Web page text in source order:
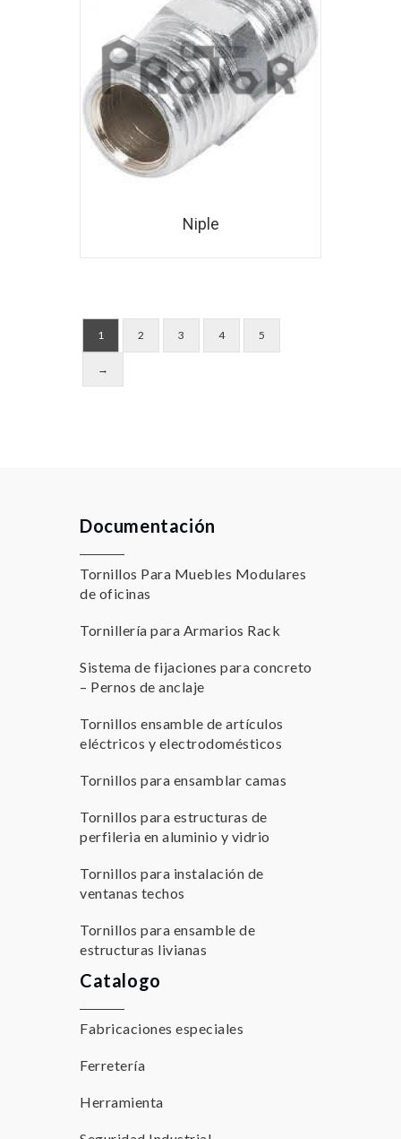
Niple
1 2 3 4 5
→
Documentación
Tornillos Para Muebles Modulares
de oficinas
Tornillería para Armarios Rack
Sistema de fijaciones para concreto
– Pernos de anclaje
Tornillos ensamble de artículos
eléctricos y electrodomésticos
Tornillos para ensamblar camas
Tornillos para estructuras de
perfileria en aluminio y vidrio
Tornillos para instalación de
ventanas techos
Tornillos para ensamble de
estructuras livianas
Catalogo
Fabricaciones especiales
Ferretería
Herramienta